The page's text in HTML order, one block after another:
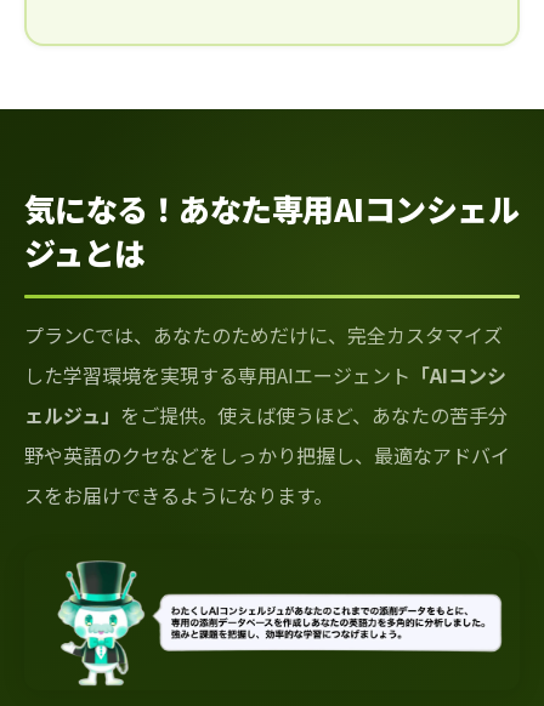
気になる！あなた専用AIコンシェル
ジュとは
プランCでは、あなたのためだけに、完全カスタマイズ
した学習環境を実現する専用AIエージェント 「AIコンシ
ェルジュ」 をご提供。使えば使うほど、あなたの苦手分
野や英語のクセなどをしっかり把握し、最適なアドバイ
スをお届けできるようになります。